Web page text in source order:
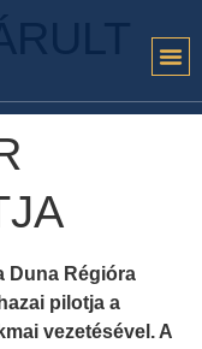
Duna Régióra
pilotja a
vezetésével. A